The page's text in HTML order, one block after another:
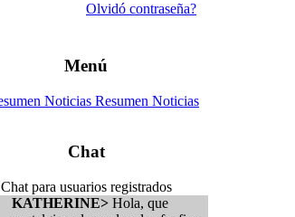
Olvidó contraseña?
Menú
Resumen Noticias
Chat
Chat para usuarios registrados
KATHERINE> Hola, que